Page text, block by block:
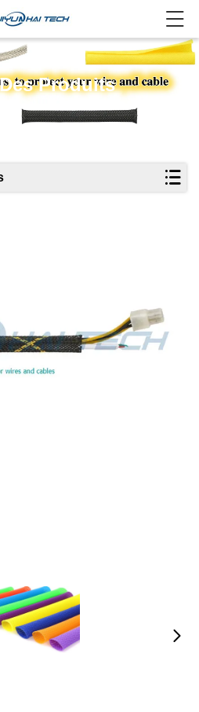
Produits